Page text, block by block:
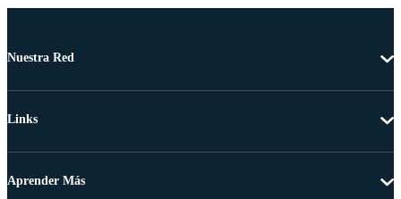
Nuestra Red
Links
Aprender Más